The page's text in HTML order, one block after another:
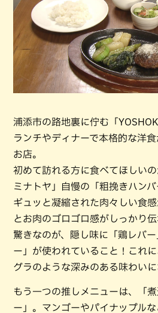
浦添市の路地裏に佇む「
ランチやディナーで本格的な洋
お店。
初めて訪れる方に食べてほしい
ミナトヤ」自慢の「粗挽きハン
ギュッと凝縮された肉々しい食
とお肉のゴロゴロ感がしっかり伝
驚きなのが、隠し味に「鶏レバ
ー」が使われていること！これ
グラのような深みのある味わいに
もう一つの推しメニューは、「
ー」。マンゴーやパイナップル